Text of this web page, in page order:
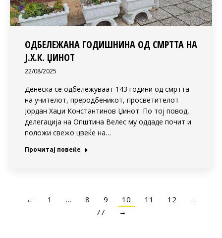
ОДБЕЛЕЖАНА ГОДИШНИНА ОД СМРТТА НА
Ј.Х.К. ЏИНОТ
22/08/2025
Денеска се одбележуваат 143 години од смртта
на учителот, преродбеникот, просветителот
Јордан Хаџи Константинов Џинот. По тој повод,
делегација на Општина Велес му оддаде почит и
положи свежо цвеќе на…
Прочитај повеќе
← 1 … 8 9 10 11 12
…
77
→